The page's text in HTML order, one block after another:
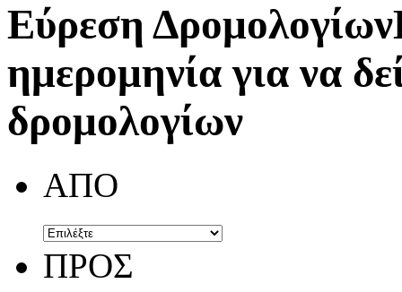
Εύρεση Δρομολογίων
ημερομηνία για να
δρομολογίων
ΑΠΟ
ΠΡΟΣ